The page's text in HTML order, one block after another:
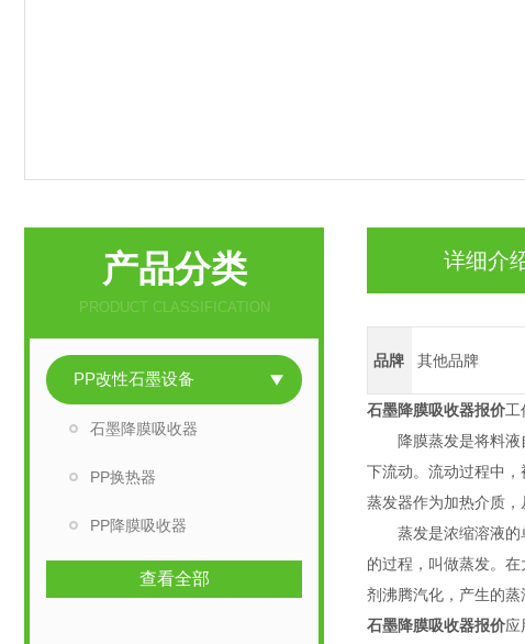
产品分类
PRODUCT CLASSIFICATION
PP改性石墨设备
石墨降膜吸收器
PP换热器
PP降膜吸收器
查看全部
详细介
品牌 其他品牌
石墨降膜吸收器报价工
降膜蒸发是将料液自
下流动。流动过程中
蒸发器作为加热介质，
蒸发是浓缩溶液的单
的过程，叫做蒸发。
剂沸腾汽化，产生的蒸
石墨降膜吸收器报价应